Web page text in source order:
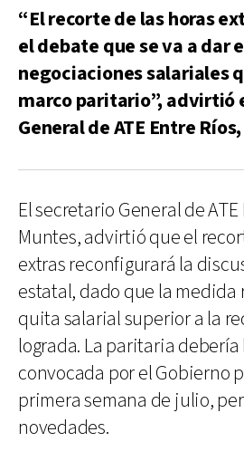
“El recorte de las horas
el debate que se va a dar
negociaciones salariales
marco paritario”, advirtió
General de ATE Entre
El secretario General de
Muntes, advirtió que el
extras reconfigurará la
estatal, dado que la medida
quita salarial superior a la
lograda. La paritaria
convocada por el Gobierno
primera semana de julio,
novedades.